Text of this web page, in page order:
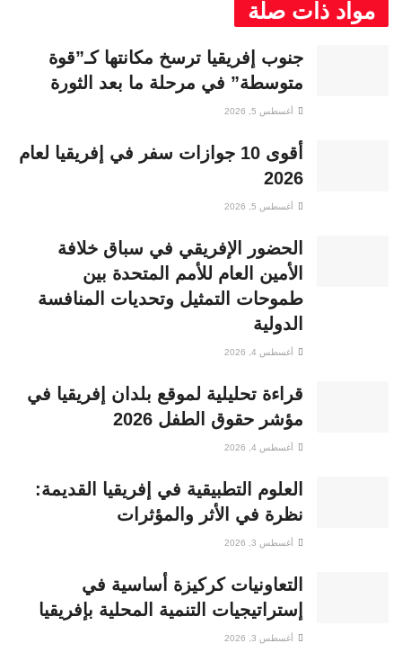
مواد ذات صلة
جنوب إفريقيا ترسخ مكانتها كـ”قوة
متوسطة” في مرحلة ما بعد الثورة
أغسطس 5, 2026
أقوى 10 جوازات سفر في إفريقيا لعام
2026
أغسطس 5, 2026
الحضور الإفريقي في سباق خلافة
الأمين العام للأمم المتحدة بين
طموحات التمثيل وتحديات المنافسة
الدولية
أغسطس 4, 2026
قراءة تحليلية لموقع بلدان إفريقيا في
مؤشر حقوق الطفل 2026
أغسطس 4, 2026
العلوم التطبيقية في إفريقيا القديمة:
نظرة في الأثر والمؤثرات
أغسطس 3, 2026
التعاونيات كركيزة أساسية في
إستراتيجيات التنمية المحلية بإفريقيا
أغسطس 3, 2026